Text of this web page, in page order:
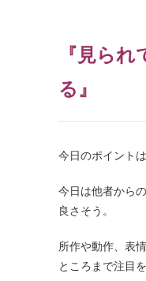
『見られている意識をす
る』
今日のポイント
今日は他者から
良さそう。
所作や動作、表
ところまで注目